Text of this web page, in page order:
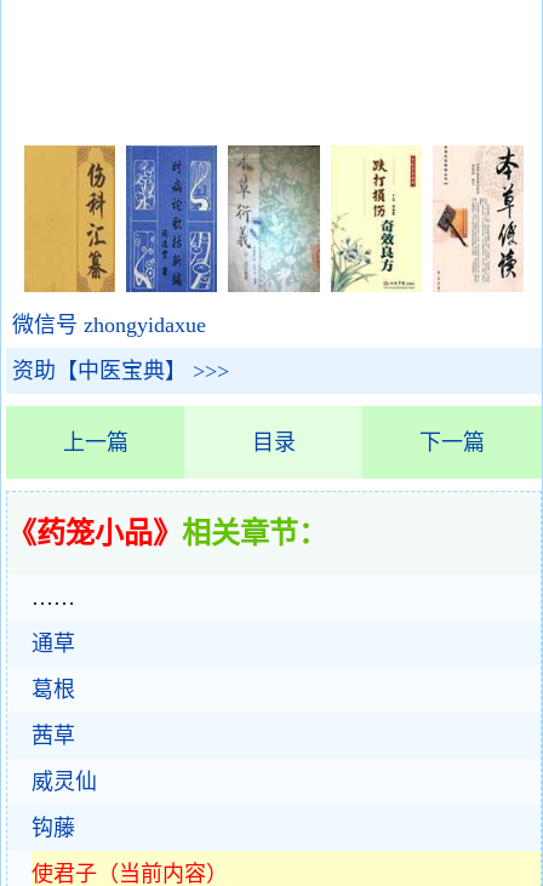
微信号 zhongyidaxue
资助【中医宝典】 >>>
上一篇 目录 下一篇
《药笼小品》 相关章节：
……
通草
葛根
茜草
威灵仙
钩藤
使君子（当前内容）